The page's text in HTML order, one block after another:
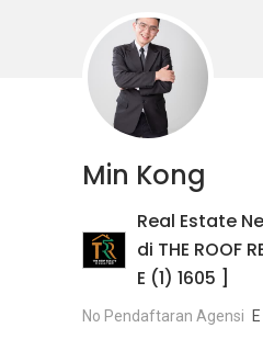
Min Kong
Real Estate
di THE ROOF
E (1) 1605 ]
No Pendaftaran Agensi